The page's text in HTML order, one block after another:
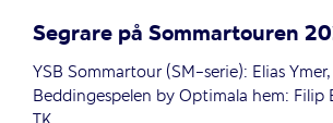
Segrare på Sommartouren
YSB Sommartour (SM-serie): Elias Ymer,
Beddingespelen by Optimala hem: Filip